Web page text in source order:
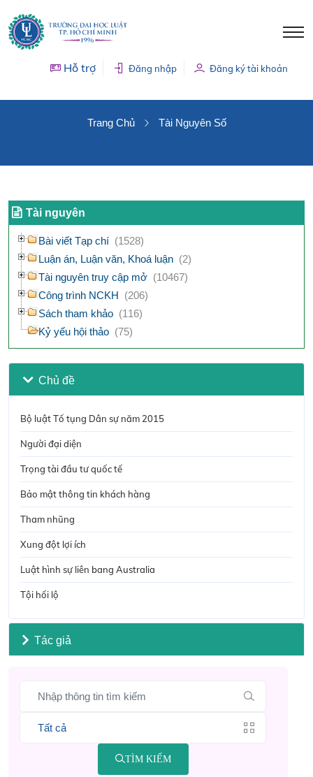
Hỗ trợ Đăng nhập Đăng ký tài khoản
Trang Chủ Tài Nguyên Số
Tài nguyên
Bài viết Tạp chí (1528)
Luận án, Luận văn, Khoá luận (2)
Tài nguyên truy cập mở (10467)
Công trình NCKH (206)
Sách tham khảo (116)
Kỷ yếu hội thảo (75)
Chủ đề
Bộ luật Tố tụng Dân sự năm 2015
Người đại diện
Trọng tài đầu tư quốc tế
Bảo mật thông tin khách hàng
Tham nhũng
Xung đột lợi ích
Luật hình sự liên bang Australia
Tội hối lộ
Tác giả
TÌM KIẾM